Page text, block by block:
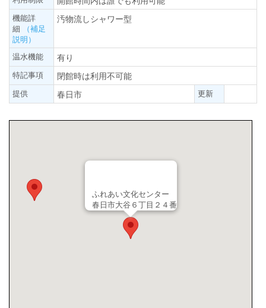
機能詳
細
（補足
説明）
汚物流しシャワー型
温水機能 有り
特記事項 閉館時は利用不可能
提供 春日市 更新
ふれあい文化センター
春日市大谷６丁目２４番